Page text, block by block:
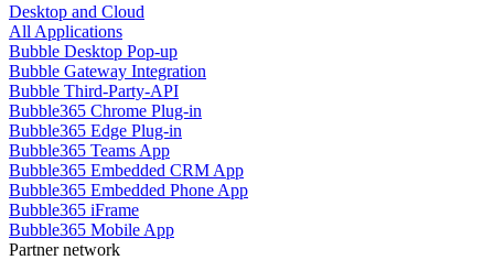
Desktop and Cloud
All Applications
Bubble Desktop Pop-up
Bubble Gateway Integration
Bubble Third-Party-API
Bubble365 Chrome Plug-in
Bubble365 Edge Plug-in
Bubble365 Teams App
Bubble365 Embedded CRM App
Bubble365 Embedded Phone App
Bubble365 iFrame
Bubble365 Mobile App
Partner network